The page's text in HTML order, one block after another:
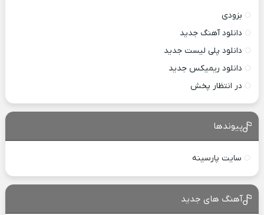
بزودی
دانلود آهنگ جدید
دانلود پلی لیست جدید
دانلود ریمیکس جدید
در انتظار پخش
پیوندها
سایت پارسینه
آهنگ های جدید